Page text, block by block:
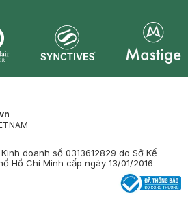
doanh số 0313612829 do Sở Kế
Hồ Chí Minh cấp ngày 13/01/2016